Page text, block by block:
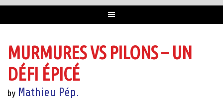
MURMURES VS PILONS – UN
DÉFI ÉPICÉ
by Mathieu Pép.